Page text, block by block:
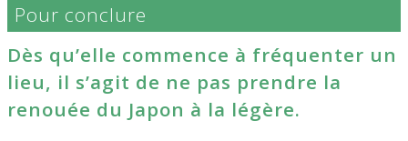
Pour conclure
Dès qu’elle commence à fréquenter un
lieu, il s’agit de ne pas prendre la
renouée du Japon à la légère.